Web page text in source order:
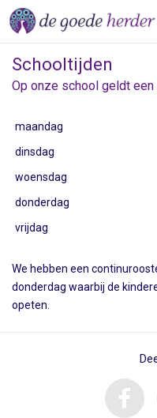
Over onze school
Nieuws
Schooltijden
Op onze school geldt
maandag
dinsdag
woensdag
donderdag
vrijdag
We hebben een
donderdag waarbij de
opeten.